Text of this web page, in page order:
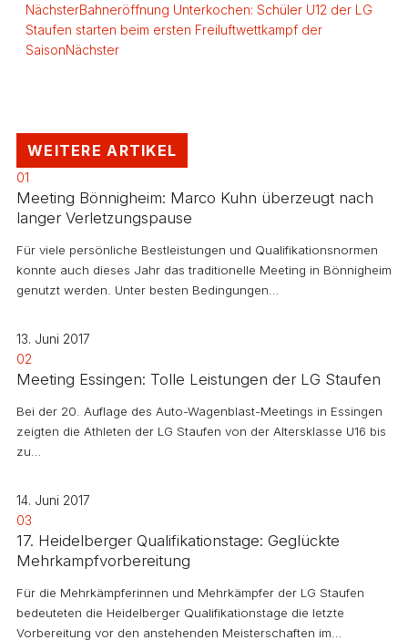
NächsterBahneröffnung Unterkochen: Schüler U12 der LG
Staufen starten beim ersten Freiluftwettkampf der
SaisonNächster
WEITERE ARTIKEL
01
Meeting Bönnigheim: Marco Kuhn überzeugt nach
langer Verletzungspause
Für viele persönliche Bestleistungen und Qualifikationsnormen
konnte auch dieses Jahr das traditionelle Meeting in Bönnigheim
genutzt werden. Unter besten Bedingungen…
13. Juni 2017
02
Meeting Essingen: Tolle Leistungen der LG Staufen
Bei der 20. Auflage des Auto-Wagenblast-Meetings in Essingen
zeigten die Athleten der LG Staufen von der Altersklasse U16 bis
zu…
14. Juni 2017
03
17. Heidelberger Qualifikationstage: Geglückte
Mehrkampfvorbereitung
Für die Mehrkämpferinnen und Mehrkämpfer der LG Staufen
bedeuteten die Heidelberger Qualifikationstage die letzte
Vorbereitung vor den anstehenden Meisterschaften im…